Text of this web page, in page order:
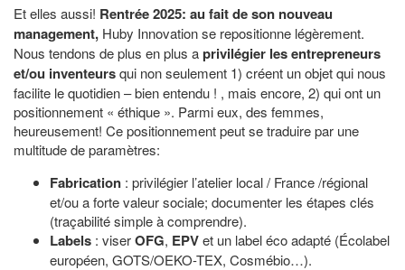
Et elles aussi! Rentrée 2025: au fait de son nouveau
management, Huby Innovation se repositionne légèrement.
Nous tendons de plus en plus aprivilégier les entrepreneurs
et/ou inventeursqui non seulement 1) créent un objet qui nous
facilite le quotidien – bien entendu ! , mais encore, 2) qui ont un
positionnement « éthique ». Parmi eux, des femmes,
heureusement! Ce positionnement peut se traduire par une
multitude de paramètres:
Fabrication : privilégier l’atelier local / France /régional
et/ou a forte valeur sociale; documenter les étapes clés
(traçabilité simple à comprendre).
Labels : viserOFG, EPVet un label éco adapté (Écolabel
européen, GOTS/OEKO-TEX, Cosmébio…).